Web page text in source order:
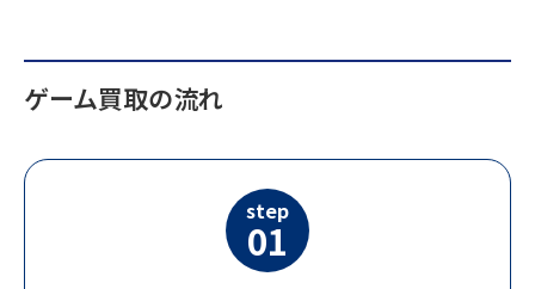
ゲーム買取の流れ
step
01